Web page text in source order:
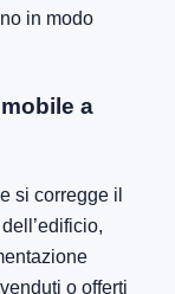
in modo
a
si corregge il
o offerti